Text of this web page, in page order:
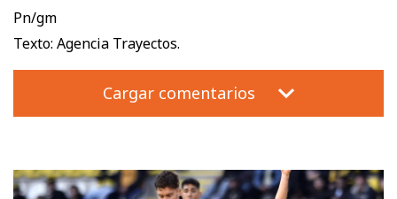
Pn/gm
Texto: Agencia Trayectos.
Cargar comentarios